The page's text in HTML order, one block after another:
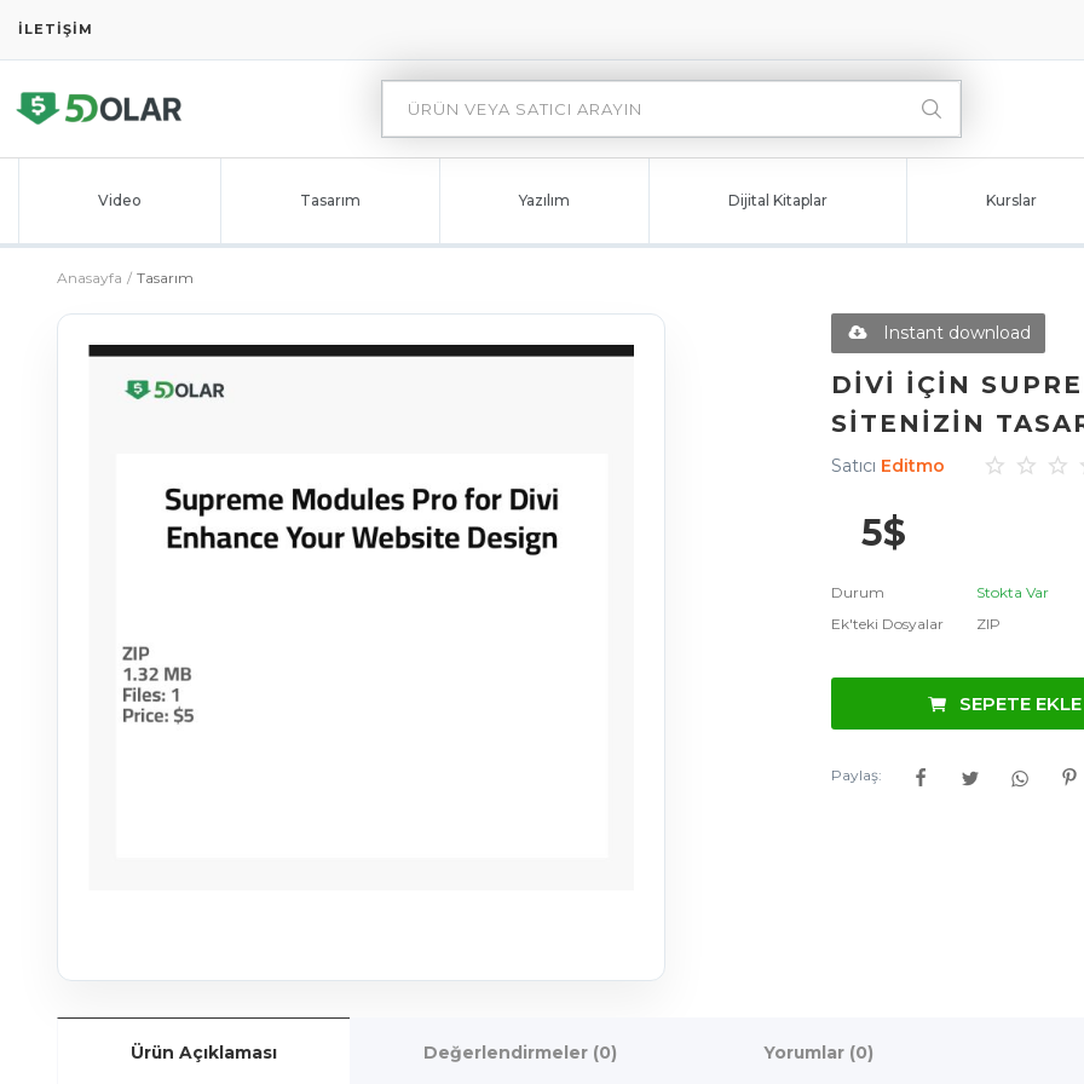
İLETIŞIM
Video Tasarım Yazılım Dijital Kitaplar Kurslar
Anasayfa Tasarım
Instant download
DIVI IÇIN
SITENIZIN
Satıcı Editmo
5$
Durum
Stokta Var
Ek'teki Dosyalar
ZIP
SEPETE EKLE
Paylaş:
Ürün Açıklaması Değerlendirmeler (0) Yorumlar (0)